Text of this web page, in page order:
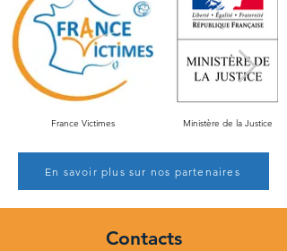
France Victimes Ministère de la Justice
En savoir plus sur nos partenaires
Contacts